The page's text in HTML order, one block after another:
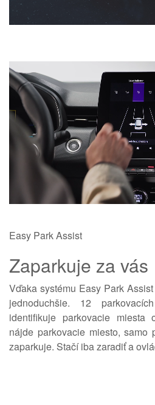
Easy Park Assist
Zaparkuje za vás
Vďaka systému Easy Park
jednoduchšie. 12
identifikuje parkovacie miesta
nájde parkovacie miesto, samo
zaparkuje. Stačí iba zaradiť a